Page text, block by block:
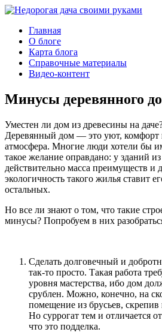
Главная
О блоге
Карта блога
Справочные материалы
Видео-контент
Минусы деревянного
Уместен ли дом из древесины на
Деревянный дом — это уют, комфорт
атмосфера. Многие люди хотели бы
такое желание оправдано: у зданий
действительно масса преимуществ и
экологичность такого жилья ставит
остальных.
Но все ли знают о том, что такие
минусы? Попробуем в них
Сделать долговечный и
так-то просто. Такая работа
уровня мастерства, ибо дом
срублен. Можно, конечно, на
помещение из брусьев,
Но суррогат тем и отличается
что это подделка.